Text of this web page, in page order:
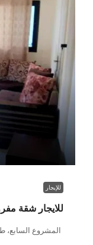
للإيجار
للايجار شقة
المشروع